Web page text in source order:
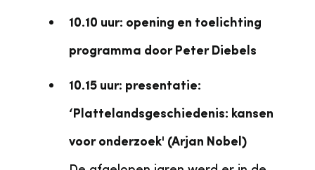
10.10 uur: opening en toelichting
programma door Peter Diebels
10.15 uur: presentatie:
‘Plattelandsgeschiedenis: kansen
voor onderzoek' (Arjan Nobel)